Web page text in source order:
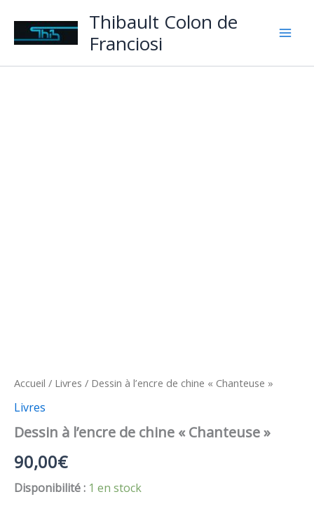
contenu
Thibault Colon de
Franciosi
Accueil / Livres / Dessin à l’encre de chine « Chanteuse »
Livres
Dessin à l’encre de chine « Chanteuse »
90,00€
Disponibilité : 1 en stock